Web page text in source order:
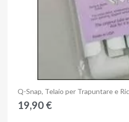
Anteprima
Q-Snap, Telaio per Trapuntare e
19,90 €